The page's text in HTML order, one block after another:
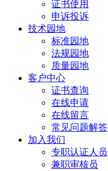
证书使用
申诉投诉
技术园地
标准园地
法规园地
质量园地
客户中心
证书查询
在线申请
在线留言
常见问题解答
加入我们
专职认证人员
兼职审核员